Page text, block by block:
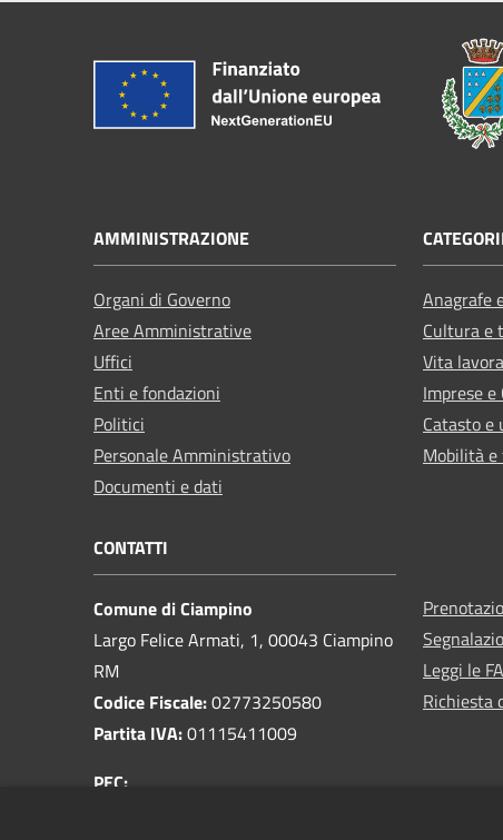
AMMINISTRAZIONE
Organi di Governo
Aree Amministrative
Uffici
Enti e fondazioni
Politici
Personale Amministrativo
Documenti e dati
Anagrafe
Cultura e
Vita
Imprese e
Catasto e
Mobilità
CONTATTI
Comune di Ciampino
Largo Felice Armati, 1, 00043 Ciampino
RM
Codice Fiscale:02773250580
Partita IVA:01115411009
PEC:
Leggi le
Richiesta